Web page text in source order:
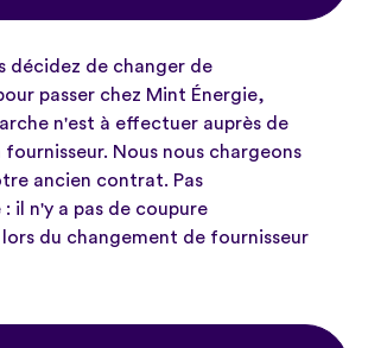
décidez de changer de
passer chez Mint Énergie,
n'est à effectuer auprès de
Nous nous chargeons
ancien contrat. Pas
il n'y a pas de coupure
du changement de fournisseur